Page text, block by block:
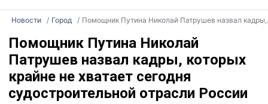
Новости Город Помощник Путина Николай Патрушев назвал кадры, которых крайне не хватает сегодня судостроительной отрасли России
Помощник Путина Николай
Патрушев назвал кадры, которых
крайне не хватает сегодня
судостроительной отрасли России